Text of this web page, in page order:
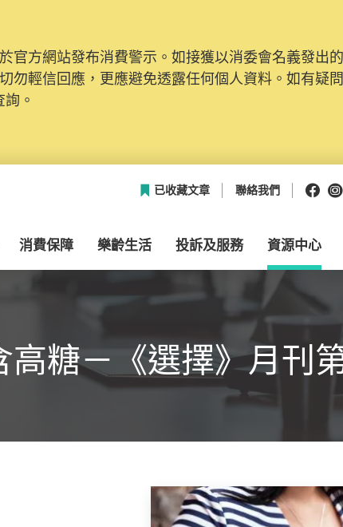
官方網站發布消費警示。如接獲以消委會名義發出
勿輕信回應，更應避免透露任何個人資料。如有疑
。
已收藏文章 聯絡我們
消費保障 樂齡生活 投訴及服務 資源中心
糖－《選擇》月刊